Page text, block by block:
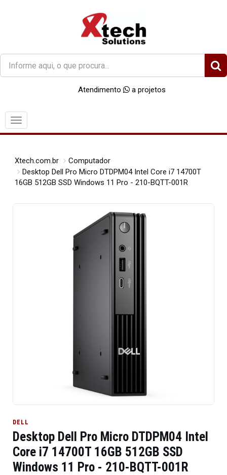
O
que
você
Atendimento a projetos
Menu
Xtech.com.br
Computador
Desktop Dell Pro Micro DTDPM04 Intel Core i7 14700T
16GB 512GB SSD Windows 11 Pro - 210-BQTT-001R
DELL
Desktop Dell Pro Micro DTDPM04 Intel
Core i7 14700T 16GB 512GB SSD
Windows 11 Pro - 210-BQTT-001R